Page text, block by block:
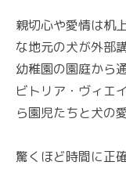
親切心や愛情は机
な地元の犬が外部
幼稚園の園庭から
ビトリア・ヴィエ
ら園児たちと犬の
驚くほど時間に正